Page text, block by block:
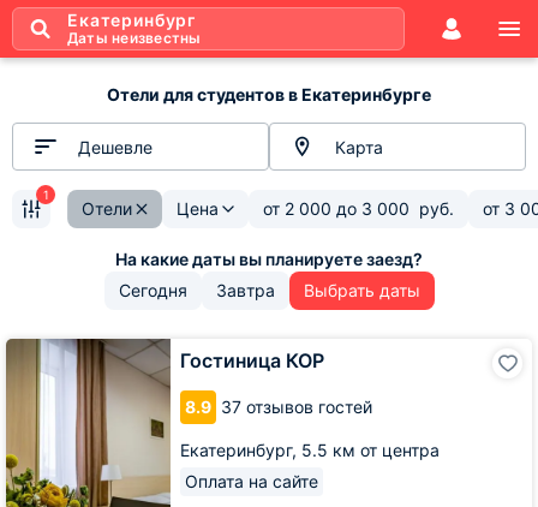
Екатеринбург
Даты неизвестны
Отели для студентов в Екатеринбурге
Дешевле Карта
Отели Цена от 2 000 до 3 000 руб. от 3
1
Сегодня Завтра Выбрать даты
Гостиница КОР
8.9 37 отзывов гостей
Екатеринбург, 5.5 км от центра
Оплата на сайте
Гостиница